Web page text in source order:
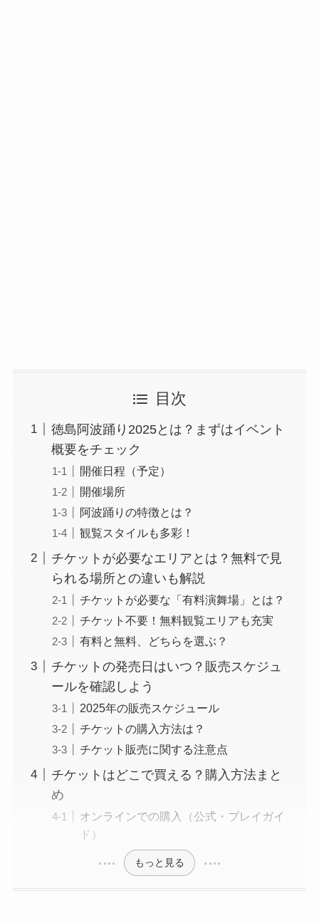
目次
徳島阿波踊り2025とは？まずはイベント
概要をチェック
開催日程（予定）
開催場所
阿波踊りの特徴とは？
観覧スタイルも多彩！
チケットが必要なエリアとは？無料で見
られる場所との違いも解説
チケットが必要な「有料演舞場」とは？
チケット不要！無料観覧エリアも充実
有料と無料、どちらを選ぶ？
チケットの発売日はいつ？販売スケジュ
ールを確認しよう
2025年の販売スケジュール
チケットの購入方法は？
チケット販売に関する注意点
チケットはどこで買える？購入方法まと
め
オンラインでの購入（公式・プレイガイ
ド）
もっと見る